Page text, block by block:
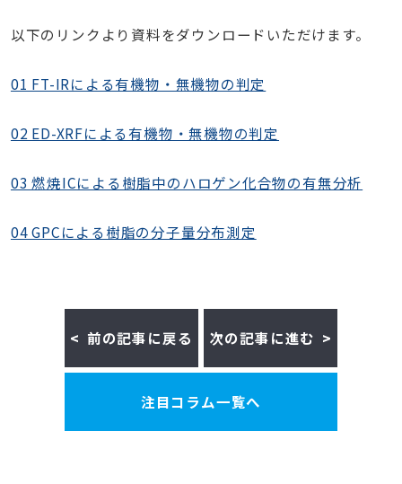
お問い合わせ
受付時間｜8:30～ 17:15 土日を除く
以下のリンクより資料をダウンロードいただけます。
01 FT-IRによる有機物・無機物の判定
02 ED-XRFによる有機物・無機物の判定
03 燃焼ICによる樹脂中のハロゲン化合物の有無分析
04 GPCによる樹脂の分子量分布測定
前の記事に戻る
注目コラム一覧へ
次の記事に進む